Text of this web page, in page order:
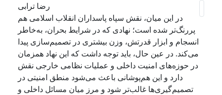
رضا ترابی
در این میان، نقش سپاه پاسداران انقلاب اسلامی هم
پررنگ‌تر شده است؛ نهادی که در شرایط بحران، به‌خاطر
انسجام و ابزار قدرتش، وزن بیشتری در تصمیم‌سازی پیدا
می‌کند. در عین حال، باید توجه داشت که این نهاد همزمان
در حوزه‌های امنیت داخلی و عملیات نظامی خارجی نقش
دارد و این هم‌پوشانی باعث می‌شود منطق امنیتی در
تصمیم‌گیری‌ها غالب‌تر شود و مرز میان مسائل داخلی و